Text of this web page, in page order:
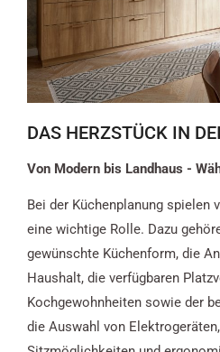
DAS HERZSTÜCK IN
Von Modern bis Landhaus -
Bei der Küchenplanung spielen
eine wichtige Rolle. Dazu
gewünschte Küchenform, die
Haushalt, die verfügbaren
Kochgewohnheiten sowie der
die Auswahl von